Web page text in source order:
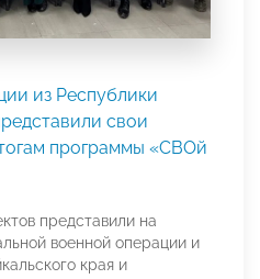
из Республики
свои
программы «СВОй
представили на
военной операции и
края и